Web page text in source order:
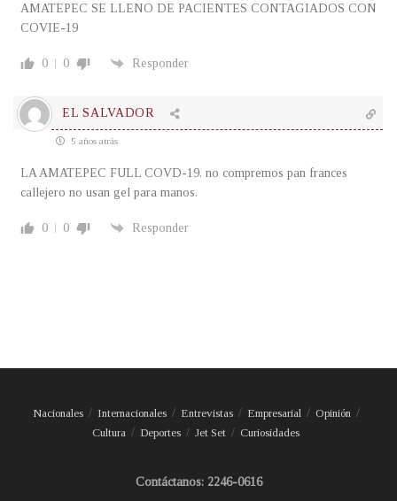
AMATEPEC SE LLENO DE PACIENTES CONTAGIADOS CON
COVIE-19
0 0 Responder
EL SALVADOR
5 años atrás
LA AMATEPEC FULL COVD-19. no compremos pan frances
callejero no usan gel para manos.
0 0 Responder
Nacionales Internacionales Entrevistas Empresarial
Opinión
Cultura
Deportes Jet Set Curiosidades
Contáctanos: 2246-0616